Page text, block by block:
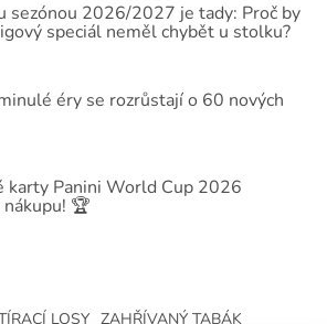
sezónou 2026/2027 je tady: Proč by
speciál neměl chybět u stolku?
éry se rozrůstají o 60 nových
karty Panini World Cup 2026
🏆
LOSY ZAHŘÍVANÝ TABÁK